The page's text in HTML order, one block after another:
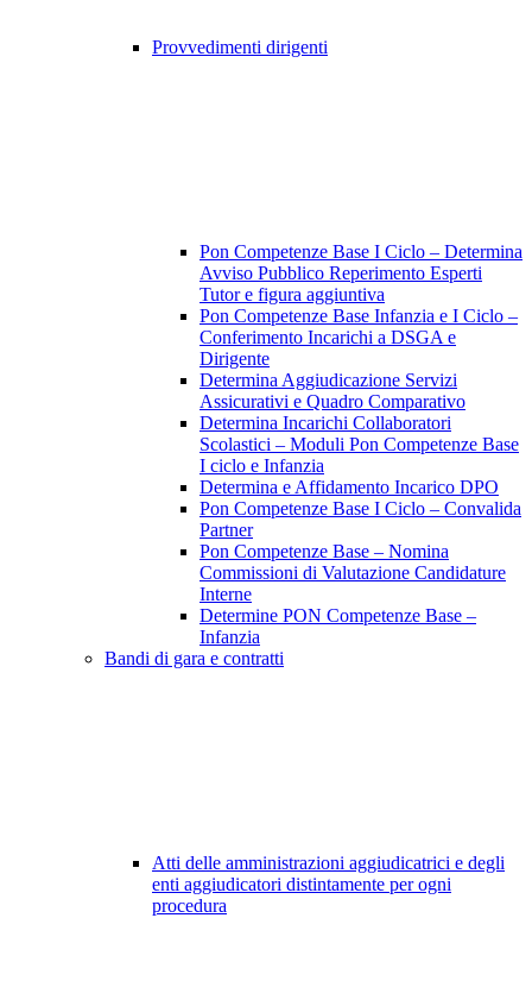
Provvedimenti dirigenti
Pon Competenze Base I Ciclo – Determina
Avviso Pubblico Reperimento Esperti
Tutor e figura aggiuntiva
Pon Competenze Base Infanzia e I Ciclo –
Conferimento Incarichi a DSGA e
Dirigente
Determina Aggiudicazione Servizi
Assicurativi e Quadro Comparativo
Determina Incarichi Collaboratori
Scolastici – Moduli Pon Competenze Base
I ciclo e Infanzia
Determina e Affidamento Incarico DPO
Pon Competenze Base I Ciclo – Convalida
Partner
Pon Competenze Base – Nomina
Commissioni di Valutazione Candidature
Interne
Determine PON Competenze Base –
Infanzia
Bandi di gara e contratti
Atti delle amministrazioni aggiudicatrici e degli
enti aggiudicatori distintamente per ogni
procedura